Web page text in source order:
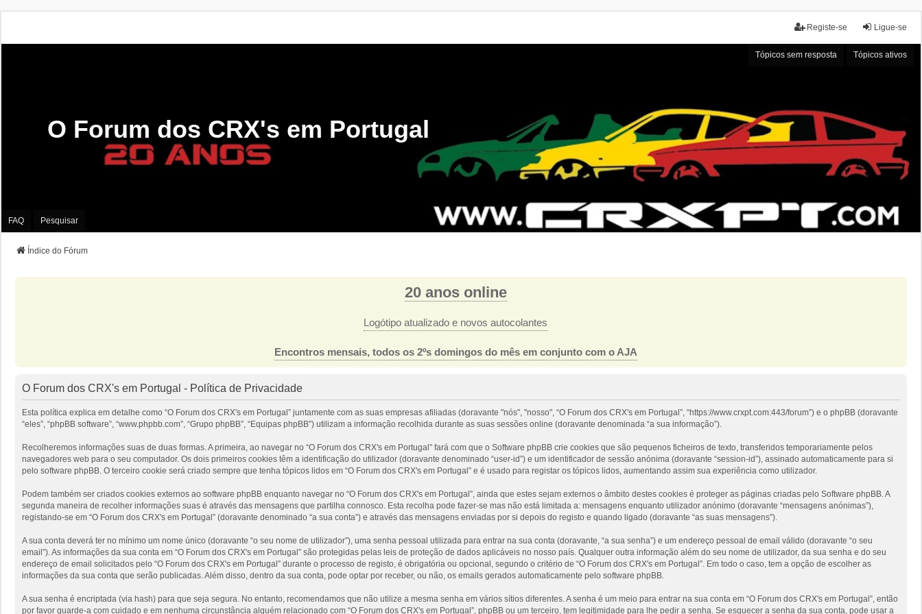
Ligue-se
Registe-se
Tópicos sem resposta Tópicos ativos
O Forum dos CRX's em Portugal
FAQ Pesquisar
Índice do Fórum
20 anos online
Logótipo atualizado e novos autocolantes
Encontros mensais, todos os 2ºs domingos do mês em conjunto com o AJA
O Forum dos CRX's em Portugal - Política de Privacidade
Esta política explica em detalhe como “O Forum dos CRX's em Portugal” juntamente com as suas empresas afiliadas (doravante "nós", "nosso", “O Forum dos CRX's em Portugal”, “https://www.crxpt.com:443/forum”) e o phpBB (doravante
“eles”, “phpBB software”, “www.phpbb.com”, “Grupo phpBB”, “Equipas phpBB”) utilizam a informação recolhida durante as suas sessões online (doravante denominada “a sua informação”).
Recolheremos informações suas de duas formas. A primeira, ao navegar no “O Forum dos CRX's em Portugal” fará com que o Software phpBB crie cookies que são pequenos ficheiros de texto, transferidos temporariamente pelos
navegadores web para o seu computador. Os dois primeiros cookies têm a identificação do utilizador (doravante denominado “user-id”) e um identificador de sessão anónima (doravante “session-id”), assinado automaticamente para si
pelo software phpBB. O terceiro cookie será criado sempre que tenha tópicos lidos em “O Forum dos CRX's em Portugal” e é usado para registar os tópicos lidos, aumentando assim sua experiência como utilizador.
Podem também ser criados cookies externos ao software phpBB enquanto navegar no “O Forum dos CRX's em Portugal”, ainda que estes sejam externos o âmbito destes cookies é proteger as páginas criadas pelo Software phpBB. A
segunda maneira de recolher informações suas é através das mensagens que partilha connosco. Esta recolha pode fazer-se mas não está limitada a: mensagens enquanto utilizador anónimo (doravante “mensagens anónimas”),
registando-se em “O Forum dos CRX's em Portugal” (doravante denominado “a sua conta”) e através das mensagens enviadas por si depois do registo e quando ligado (doravante “as suas mensagens”).
A sua conta deverá ter no mínimo um nome único (doravante “o seu nome de utilizador”), uma senha pessoal utilizada para entrar na sua conta (doravante, “a sua senha”) e um endereço pessoal de email válido (doravante “o seu
email”). As informações da sua conta em “O Forum dos CRX's em Portugal” são protegidas pelas leis de proteção de dados aplicáveis no nosso país. Qualquer outra informação além do seu nome de utilizador, da sua senha e do seu
endereço de email solicitados pelo “O Forum dos CRX's em Portugal” durante o processo de registo, é obrigatória ou opcional, segundo o critério de “O Forum dos CRX's em Portugal”. Em todo o caso, tem a opção de escolher as
informações da sua conta que serão publicadas. Além disso, dentro da sua conta, pode optar por receber, ou não, os emails gerados automaticamente pelo software phpBB.
A sua senha é encriptada (via hash) para que seja segura. No entanto, recomendamos que não utilize a mesma senha em vários sítios diferentes. A senha é um meio para entrar na sua conta em “O Forum dos CRX's em Portugal”, então
por favor guarde-a com cuidado e em nenhuma circunstância alguém relacionado com “O Forum dos CRX's em Portugal”, phpBB ou um terceiro, tem legitimidade para lhe pedir a senha. Se esquecer a senha da sua conta, pode usar a